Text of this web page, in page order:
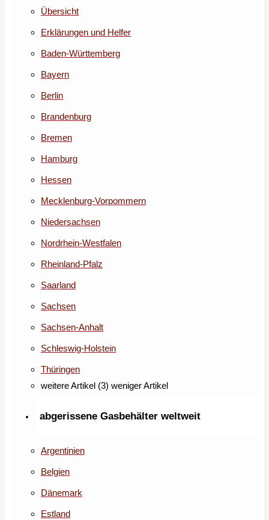
Übersicht
Erklärungen und Helfer
Baden-Württemberg
Bayern
Berlin
Brandenburg
Bremen
Hamburg
Hessen
Mecklenburg-Vorpommern
Niedersachsen
Nordrhein-Westfalen
Rheinland-Pfalz
Saarland
Sachsen
Sachsen-Anhalt
Schleswig-Holstein
Thüringen
weitere Artikel (3) weniger Artikel
abgerissene Gasbehälter weltweit
Argentinien
Belgien
Dänemark
Estland